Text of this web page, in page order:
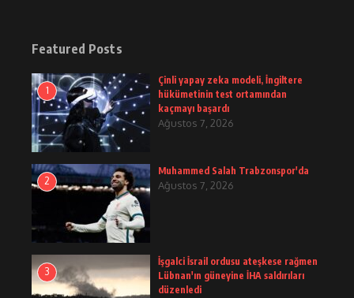
Featured Posts
1
Çinli yapay zeka modeli, İngiltere
hükümetinin test ortamından
kaçmayı başardı
Ağustos 7, 2026
2
Muhammed Salah Trabzonspor'da
Ağustos 7, 2026
3
İşgalci İsrail ordusu ateşkese rağmen
Lübnan'ın güneyine İHA saldırıları
düzenledi